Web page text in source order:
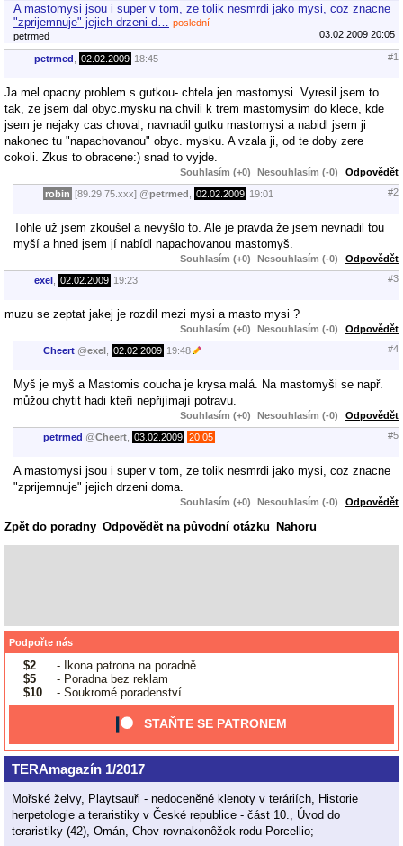
A mastomysi jsou i super v tom, ze tolik nesmrdi jako mysi, coz znacne
"zprijemnuje" jejich drzeni d…
poslední
petrmed
03.02.2009 20:05
petrmed 02.02.2009 18:45 #1
Ja mel opacny problem s gutkou- chtela jen mastomysi. Vyresil jsem to
tak, ze jsem dal obyc.mysku na chvili k trem mastomysim do klece, kde
jsem je nejaky cas choval, navnadil gutku mastomysi a nabidl jsem ji
nakonec tu "napachovanou" obyc. mysku. A vzala ji, od te doby zere
cokoli. Zkus to obracene:) snad to vyjde.
Souhlasím (+0) Nesouhlasím (-0) Odpovědět
robin [89.29.75.xxx] @petrmed 02.02.2009 19:01 #2
Tohle už jsem zkoušel a nevyšlo to. Ale je pravda že jsem nevnadil tou
myší a hned jsem jí nabídl napachovanou mastomyš.
Souhlasím (+0) Nesouhlasím (-0) Odpovědět
exel 02.02.2009 19:23 #3
muzu se zeptat jakej je rozdil mezi mysi a masto mysi ?
Souhlasím (+0) Nesouhlasím (-0) Odpovědět
Cheert @exel 02.02.2009 19:48 #4
Myš je myš a Mastomis coucha je krysa malá. Na mastomyši se např.
můžou chytit hadi kteří nepřijímají potravu.
Souhlasím (+0) Nesouhlasím (-0) Odpovědět
petrmed @Cheert 03.02.2009 20:05 #5
A mastomysi jsou i super v tom, ze tolik nesmrdi jako mysi, coz znacne
"zprijemnuje" jejich drzeni doma.
Souhlasím (+0) Nesouhlasím (-0) Odpovědět
Zpět do poradny Odpovědět na původní otázku Nahoru
Podpořte nás
$2
- Ikona patrona na poradně
$5
- Poradna bez reklam
$10
- Soukromé poradenství
STAŇTE SE PATRONEM
TERAmagazín 1/2017
Mořské želvy, Playtsauři - nedoceněné klenoty v teráriích, Historie
herpetologie a teraristiky v České republice - část 10., Úvod do
teraristiky (42), Omán, Chov rovnakonôžok rodu Porcellio;